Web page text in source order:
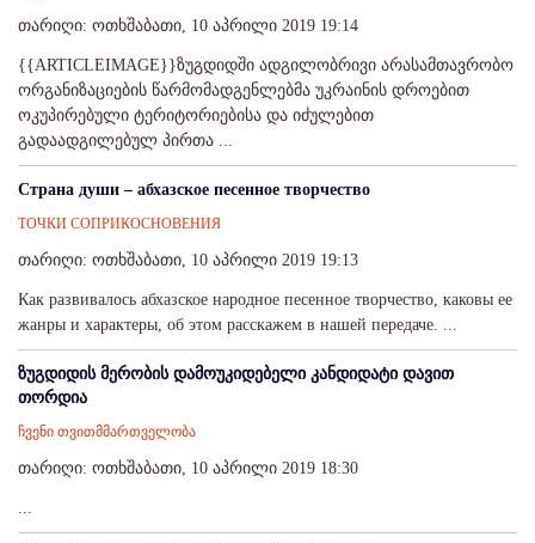
თარიღი: ოთხშაბათი, 10 აპრილი 2019 19:14
{{ARTICLEIMAGE}}ზუგდიდში ადგილობრივი არასამთავრობო
ორგანიზაციების წარმომადგენლებმა უკრაინის დროებით
ოკუპირებული ტერიტორიებისა და იძულებით
გადაადგილებულ პირთა ...
Страна души – абхазское песенное творчество
ТОЧКИ СОПРИКОСНОВЕНИЯ
თარიღი: ოთხშაბათი, 10 აპრილი 2019 19:13
Как развивалось абхазское народное песенное творчество, каковы ее
жанры и характеры, об этом расскажем в нашей передаче. ...
ზუგდიდის მერობის დამოუკიდებელი კანდიდატი დავით
თორდია
ჩვენი თვითმმართველობა
თარიღი: ოთხშაბათი, 10 აპრილი 2019 18:30
...